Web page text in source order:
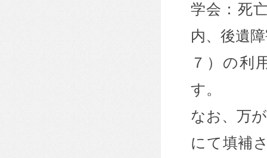
学会：死
内、後遺
７）の利
す。
なお、万
にて填補